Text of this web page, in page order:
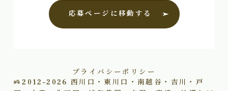
応募ページに移動する
プライバシーポリシー
2012–2026 西川口・東川口・南越谷・吉川・戸